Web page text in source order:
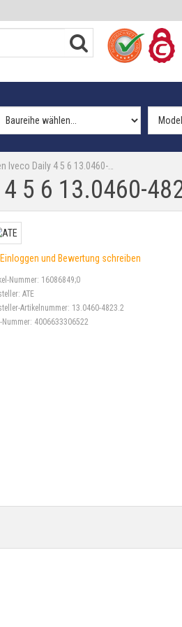
Iveco Daily 4 5 6 13.0460-…
5 6 13.0460-
Einloggen und Bewertung schreiben
Nummer: 16086849;0
ATE
Artikelnummer: 13.0460-4823.2
Nummer: 4006633306522